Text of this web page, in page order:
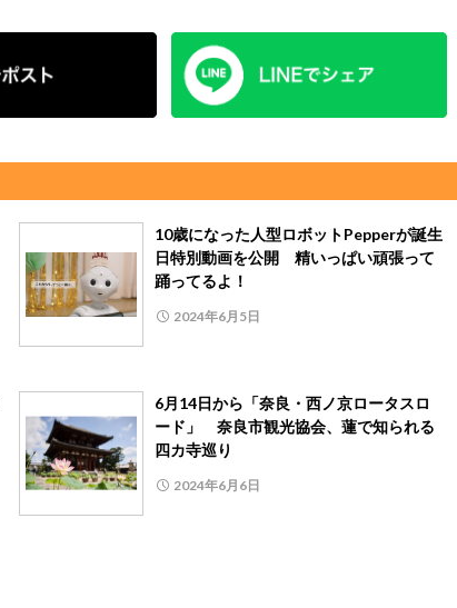
10歳になった人型ロボットPepperが誕生
日特別動画を公開 精いっぱい頑張って
踊ってるよ！
2024年6月5日
6月14日から「奈良・西ノ京ロータスロ
ード」 奈良市観光協会、蓮で知られる
四カ寺巡り
2024年6月6日